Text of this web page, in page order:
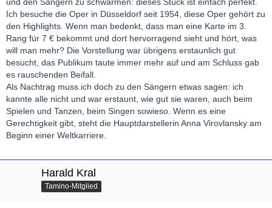
Ich besuche die Oper in Düsseldorf seit 1954, diese Oper gehört zu
den Highlights. Wenn man bedenkt, dass man eine Karte im 3.
Rang für 7 € bekommt und dort hervorragend sieht und hört, was
will man mehr? Die Vorstellung war übrigens erstaunlich gut
besucht, das Publikum taute immer mehr auf und am Schluss gab
es rauschenden Beifall.
Als Nachtrag muss ich doch zu den Sängern etwas sagen: ich
kannte alle nicht und war erstaunt, wie gut sie waren, auch beim
Spielen und Tanzen, beim Singen sowieso. Wenn es eine
Gerechtigkeit gibt, steht die Hauptdarstellerin Anna Virovlansky am
Beginn einer Weltkarriere.
Harald Kral
Tamino-Mitglied